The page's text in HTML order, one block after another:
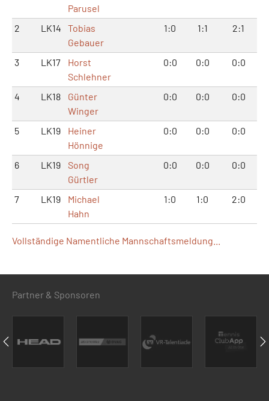
Parusel
2 LK14
Tobias
Gebauer
1:0 1:1 2:1
3 LK17
Horst
Schlehner
0:0 0:0 0:0
4 LK18
Günter
Winger
0:0 0:0 0:0
5 LK19
Heiner
Hönnige
0:0 0:0 0:0
6 LK19
Song
Gürtler
0:0 0:0 0:0
7 LK19
Michael
Hahn
1:0 1:0 2:0
Vollständige Namentliche Mannschaftsmeldung...
Partner & Sponsoren